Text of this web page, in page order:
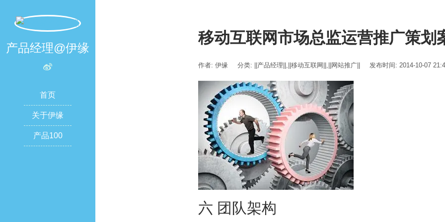
产品经理@伊缘
首页
关于伊缘
产品100
移动互联网市场总监运营推广策划
作者: 伊缘 分类: ||产品经理|| , ||移动互联网|| , ||网站推广|| 发布时间: 2014-10-07
六 团队架构